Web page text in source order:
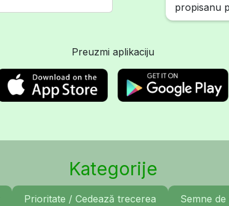
propisanu
Preuzmi aplikaciju
Kategorije
Prioritate / Cedează trecerea Semne